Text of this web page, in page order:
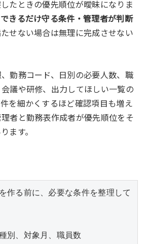
たときの優先順位が曖昧になりま
きるだけ守る条件・管理者が判断
せない場合は無理に完成させない
勤務コード、日別の必要人数、職
議や研修、出力してほしい一覧の
を細かくするほど確認項目も増え
者と勤務表作成者が優先順位をそ
ます。
作る前に、必要な条件を整理して
別、対象月、職員数